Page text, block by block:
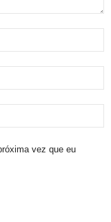
vez que eu